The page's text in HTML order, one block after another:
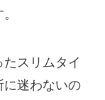
スリムタイ
に迷わないの